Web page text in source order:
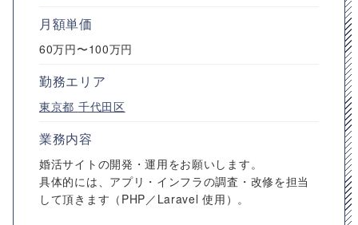
月額単価
60万円〜100万円
勤務エリア
東京都 千代田区
業務内容
婚活サイトの開発・運用をお願いします。
具体的には、アプリ・インフラの調査・改修を担当
して頂きます（PHP／Laravel 使用）。